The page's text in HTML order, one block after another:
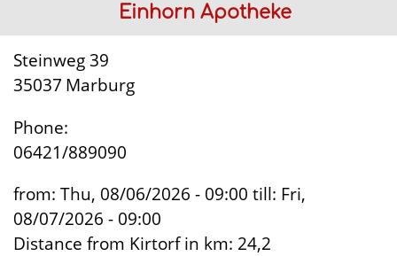
Einhorn Apotheke
Steinweg 39
35037 Marburg
Phone:
06421/889090
from: Thu, 08/06/2026 - 09:00 till: Fri,
08/07/2026 - 09:00
Distance from Kirtorf in km: 24,2